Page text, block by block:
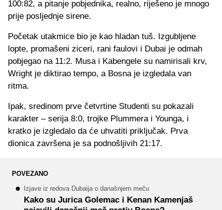
100:82, a pitanje pobjednika, realno, riješeno je mnogo
prije posljednje sirene.
Početak utakmice bio je kao hladan tuš. Izgubljene
lopte, promašeni ziceri, rani faulovi i Dubai je odmah
pobjegao na 11:2. Musa i Kabengele su namirisali krv,
Wright je diktirao tempo, a Bosna je izgledala van
ritma.
Ipak, sredinom prve četvrtine Studenti su pokazali
karakter – serija 8:0, trojke Plummera i Younga, i
kratko je izgledalo da će uhvatiti priključak. Prva
dionica završena je sa podnošljivih 21:17.
POVEZANO
Izjave iz redova Dubaija o današnjem meču
Kako su Jurica Golemac i Kenan Kamenjaš